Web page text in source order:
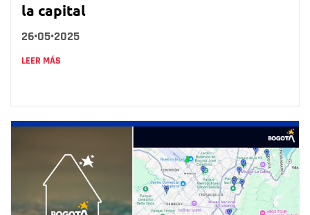
la capital
26•05•2025
LEER MÁS